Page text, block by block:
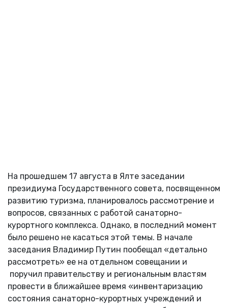
На прошедшем 17 августа в Ялте заседании
президиума Государственного совета, посвященном
развитию туризма, планировалось рассмотрение и
вопросов, связанных с работой санаторно-
курортного комплекса. Однако, в последний момент
было решено не касаться этой темы. В начале
заседания Владимир Путин пообещал «детально
рассмотреть» ее на отдельном совещании и
поручил правительству и региональным властям
провести в ближайшее время «инвентаризацию
состояния санаторно-курортных учреждений и